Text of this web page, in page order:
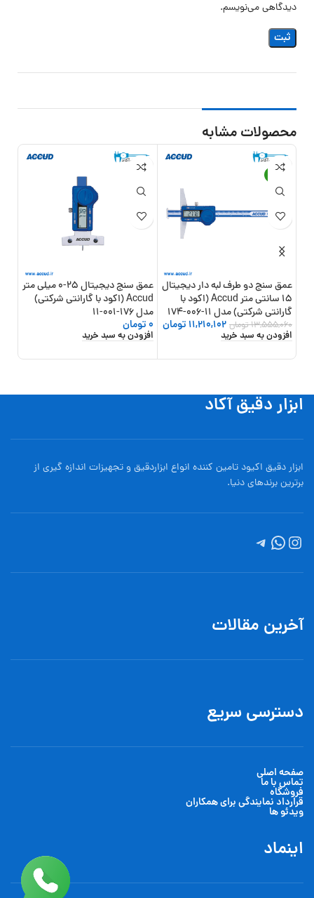
دیدگاهی می‌نویسم.
محصولات مشابه
-17%
عمق سنج دو طرف لبه دار دیجیتال
15 سانتی متر Accud (اکود با
گارانتی شرکتی) مدل 11-006-174
13,555,060تومان 11,210,102 تومان
افزودن به سبد خرید
عمق سنج دیجیتال 25-0 میلی متر
Accud (اکود با گارانتی شرکتی)
مدل 176-001-11
0تومان
افزودن به سبد خرید
ابزار دقیق آکاد
ابزار دقیق اکیود تامین کننده انواع ابزاردقيق و تجهيزات اندازه گیری از
برترین برندهای دنیا.
آخرین مقالات
دسترسی سریع
صفحه اصلی
تماس با ما
فروشگاه
قرارداد نمایندگی برای همکاران
ویدئو ها
اینماد